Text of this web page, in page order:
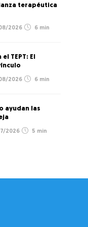
terapéutica
2026 6 min
TEPT: El
2026 6 min
ayudan las
2026 5 min